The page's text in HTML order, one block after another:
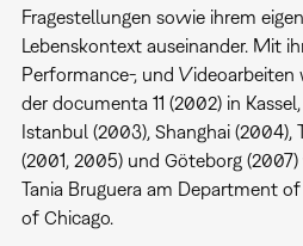
Fragestellungen sowie ihrem
Lebenskontext auseinander. Mit
Performance-, und Videoarbeiten
der documenta 11 (2002) in
Istanbul (2003), Shanghai (2004),
(2001, 2005) und Göteborg
Tania Bruguera am Department
of Chicago.